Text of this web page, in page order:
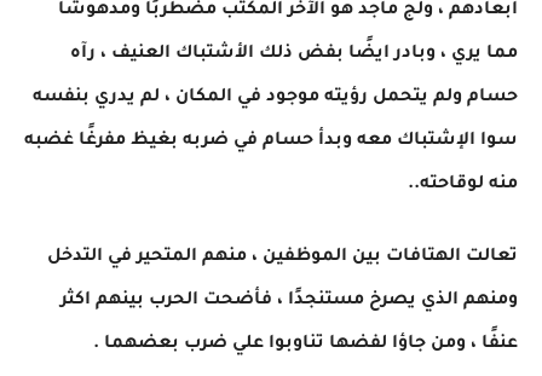
ابعادهم ، ولج ماجد هو الآخر المكتب مضطربًا ومدهوشًا
مما يري ، وبادر ايضًا بفض ذلك الأشتباك العنيف ، رآه
حسام ولم يتحمل رؤيته موجود في المكان ، لم يدري بنفسه
سوا الإشتباك معه وبدأ حسام في ضربه بغيظ مفرغًا غضبه
منه لوقاحته..
تعالت الهتافات بين الموظفين ، منهم المتحير في التدخل
ومنهم الذي يصرخ مستنجدًا ، فأضحت الحرب بينهم اكثر
عنفًا ، ومن جاؤا لفضها تناوبوا علي ضرب بعضهما .